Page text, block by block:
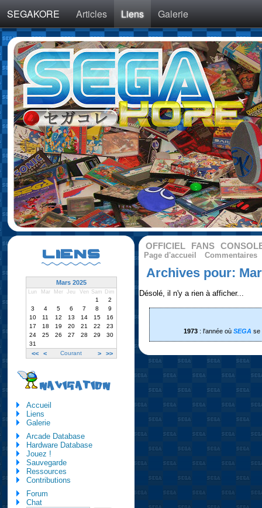
SEGAKORE Articles Liens Galerie
OFFICIEL FANS
Page d'accueil Commentaires
Archives pour:
Désolé, il n'y a rien à afficher...
1973 : l'année oùSEGA se
LIENS
Mars 2025
Lun Mar Mer Jeu Ven Sam Dim
<< < Courant > >>
1
2
3
4 5 6 7 8
9
10
11 12 13 14 15
16
17
18 19 20 21 22
23
24
25 26 27 28 29
30
31
NAVIGATION
Accueil
Liens
Galerie
Arcade Database
Hardware Database
Jouez !
Sauvegarde
Ressources
Contributions
Forum
Chat